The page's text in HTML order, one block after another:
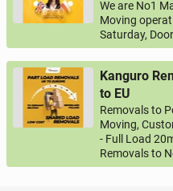
We are No1
Moving
Saturday,
Kanguro
to EU
Removals to
Moving,
- Full Load
Removals to